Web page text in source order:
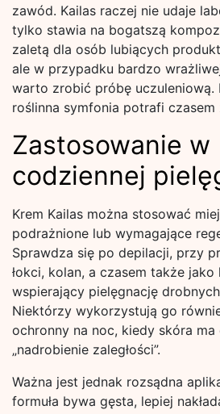
zawód. Kailas raczej nie udaje
tylko stawia na bogatszą
zaletą dla osób lubiących
ale w przypadku bardzo
warto zrobić próbę uczuleniową.
roślinna symfonia potrafi czasem
Zastosowanie w
codziennej
Krem Kailas można stosować
podrażnione lub wymagające
Sprawdza się po depilacji, przy
łokci, kolan, a czasem także
wspierający pielęgnację
Niektórzy wykorzystują go
ochronny na noc, kiedy skóra
„nadrobienie zaległości”.
Ważna jest jednak rozsądna
formuła bywa gęsta, lepiej